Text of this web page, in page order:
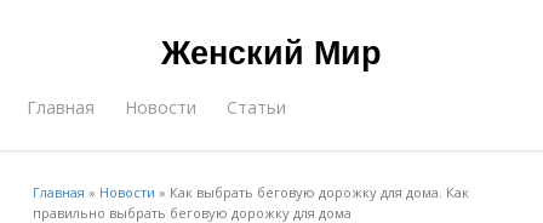
Женский Мир
Главная Новости Статьи
Главная » Новости » Как выбрать беговую дорожку для дома. Как
правильно выбрать беговую дорожку для дома